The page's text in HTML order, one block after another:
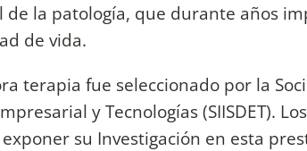
la patología, que durante años
de vida.
terapia fue seleccionado por la
y Tecnologías (SIISDET). Los
su Investigación en esta